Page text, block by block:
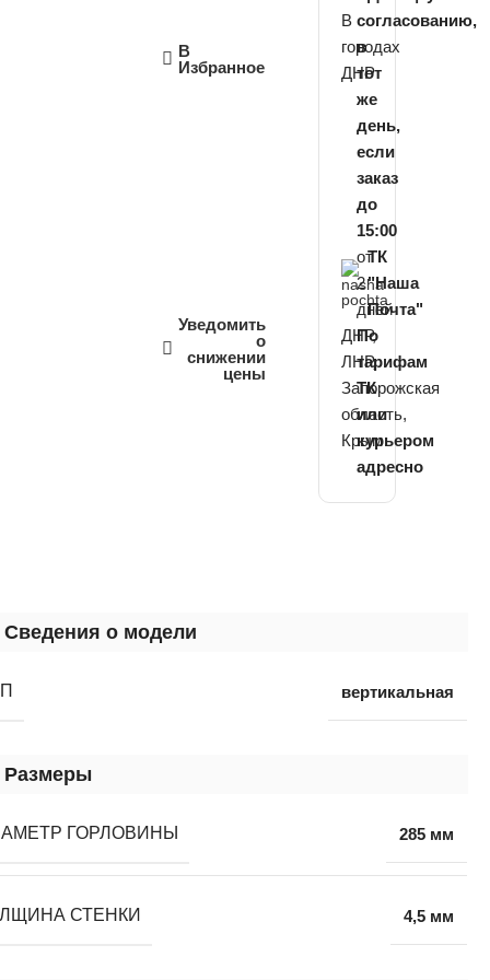
В
Избранное
Уведомить
о
снижении
цены
В
городах
ДНР
согласованию,
в
тот
же
день,
если
заказ
до
15:00
ТК
"Наша
Почта"
ДНР,
ЛНР,
Запорожская
область,
Крым
от
2
дней
По
тарифам
ТК
или
курьером
адресно
Сведения о модели
вертикальная
Размеры
ГОРЛОВИНЫ 285 мм
СТЕНКИ 4,5 мм